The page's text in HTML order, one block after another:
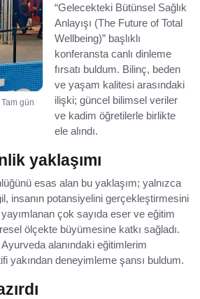
gün
“Gelecekteki Bütünsel Sağlık
Anlayışı (The Future of Total
Wellbeing)” başlıklı
konferansta canlı dinleme
fırsatı buldum. Bilinç, beden
ve yaşam kalitesi arasındaki
ilişki; güncel bilimsel veriler
ve kadim öğretilerle birlikte
ele alındı.
yaklaşımı
esas alan bu yaklaşım; yalnızca
insanın potansiyelini gerçekleştirmesini
çok sayıda eser ve eğitim
ölçekte büyümesine katkı sağladı.
alanındaki eğitimlerim
yakından deneyimleme şansı buldum.